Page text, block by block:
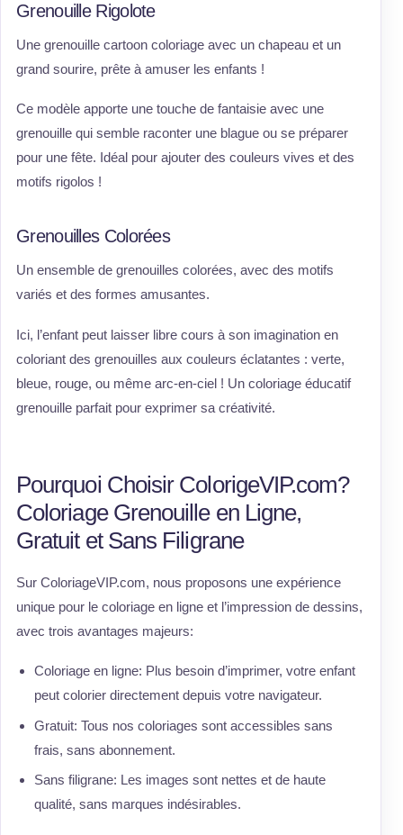
Grenouille Rigolote
Une grenouille cartoon coloriage avec un chapeau et un
grand sourire, prête à amuser les enfants !
Ce modèle apporte une touche de fantaisie avec une
grenouille qui semble raconter une blague ou se préparer
pour une fête. Idéal pour ajouter des couleurs vives et des
motifs rigolos !
Grenouilles Colorées
Un ensemble de grenouilles colorées, avec des motifs
variés et des formes amusantes.
Ici, l’enfant peut laisser libre cours à son imagination en
coloriant des grenouilles aux couleurs éclatantes : verte,
bleue, rouge, ou même arc-en-ciel ! Un coloriage éducatif
grenouille parfait pour exprimer sa créativité.
Pourquoi Choisir ColorigeVIP.com?
Coloriage Grenouille en Ligne,
Gratuit et Sans Filigrane
Sur ColoriageVIP.com, nous proposons une expérience
unique pour le coloriage en ligne et l’impression de dessins,
avec trois avantages majeurs:
Coloriage en ligne: Plus besoin d’imprimer, votre enfant
peut colorier directement depuis votre navigateur.
Gratuit: Tous nos coloriages sont accessibles sans
frais, sans abonnement.
Sans filigrane: Les images sont nettes et de haute
qualité, sans marques indésirables.